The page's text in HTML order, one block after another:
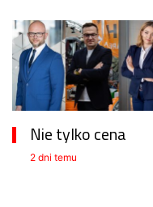
Nie tylko cena
2 dni temu